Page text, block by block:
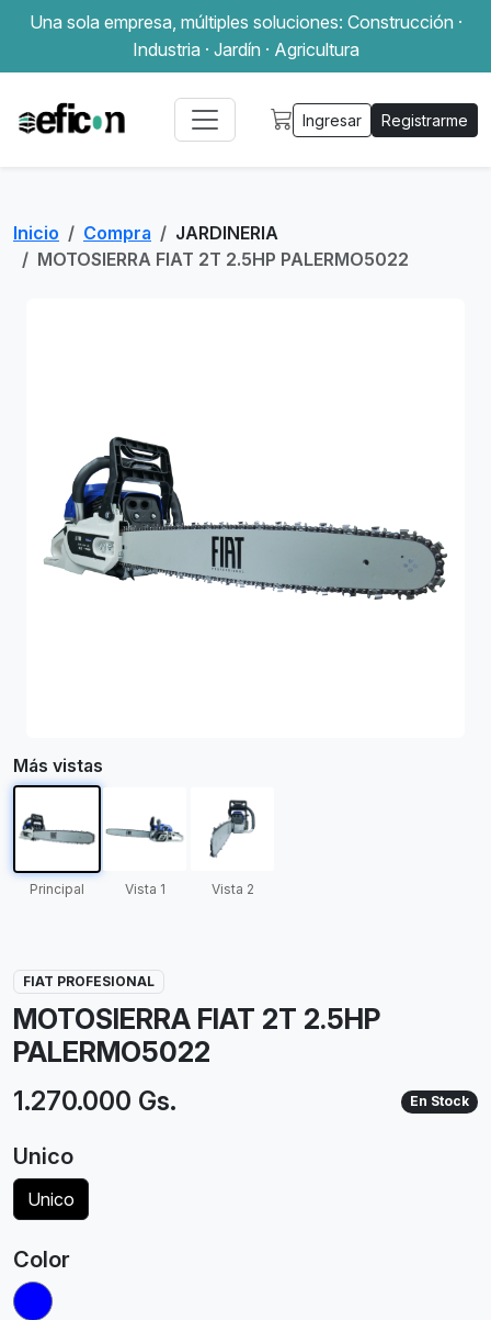
Una sola empresa, múltiples soluciones: Construcción ·
Industria · Jardín · Agricultura
Ingresar Registrarme
Inicio Compra
JARDINERIA
MOTOSIERRA FIAT 2T 2.5HP PALERMO5022
Más vistas
Principal Vista 1 Vista 2
FIAT PROFESIONAL
MOTOSIERRA FIAT 2T 2.5HP
PALERMO5022
1.270.000 Gs. En Stock
Unico
Unico
Color